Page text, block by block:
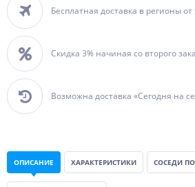
Бесплатная доставка в регионы от
Скидка 3% начиная со второго
Возможна доставка «Сегодня на
ОПИСАНИЕ ХАРАКТЕРИСТИКИ СОСЕДИ